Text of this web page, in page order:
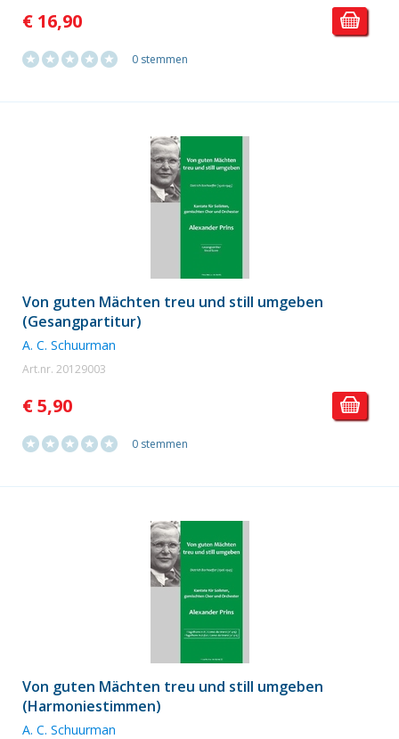
€ 16,90
0 stemmen
Von guten Mächten treu und still umgeben
(Gesangpartitur)
A. C. Schuurman
Art.nr. 20129003
€ 5,90
0 stemmen
Von guten Mächten treu und still umgeben
(Harmoniestimmen)
A. C. Schuurman